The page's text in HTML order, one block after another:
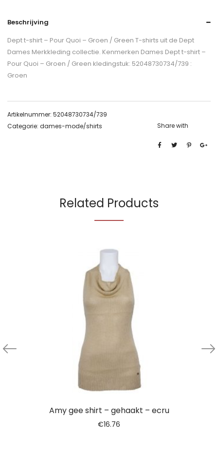
Beschrijving
Dept t-shirt – Pour Quoi – Groen / Green T-shirts uit de Dept
Dames Merkkleding collectie. Kenmerken Dames Dept t-shirt –
Pour Quoi – Groen / Green kledingstuk: 52048730734/739 :
Groen
Artikelnummer: 52048730734/739
Categorie: dames-mode/shirts Share with
Related Products
Amy gee shirt – gehaakt – ecru
€16.76